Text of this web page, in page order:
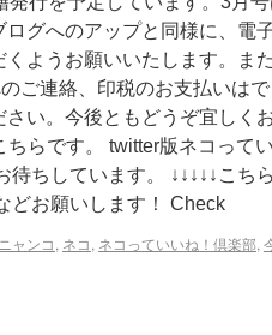
グへのアップと同様に、電
ようお願いいたします。ま
ご連絡、印税のお支払いは
い。今後ともどうぞ宜しく
らです。 twitter版ネコって
ちしています。 ↓↓↓↓↓こち
どお願いします！ Check
ニャンコ, ネコ, ネコっていいね！倶楽部,